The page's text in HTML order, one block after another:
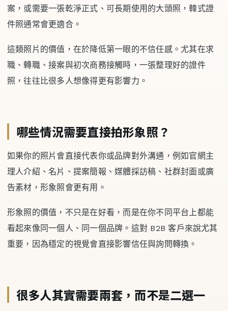
案，或需要一張乾淨正式、可長期使用的大頭照，韓式證
件照通常會更適合。
這類照片的價值，在於降低第一眼的不信任感。尤其在求
職、轉職、接案與初次商務接觸時，一張整理好的證件
照，往往比很多人想像得更有影響力。
哪些情況需要直接拍形象照？
如果你的照片會直接代表你或品牌對外溝通，例如官網主
理人介紹、名片、提案簡報、媒體採訪稿、社群封面或廣
告素材，形象照會更有用。
形象照的價值，不只是在好看，而是在你不同平台上都能
看起來像同一個人、同一個品牌。這對 B2B 客戶來說尤其
重要，因為穩定的視覺會直接影響信任與詢問轉換。
很多人其實需要兩套，而不是二選一